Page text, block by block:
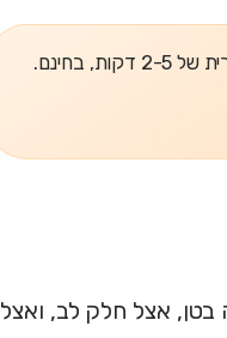
בחינם.
אצל חלק לב, ואצל